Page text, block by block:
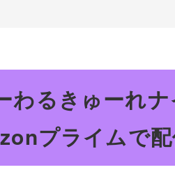
わるきゅーれ
プライムで配